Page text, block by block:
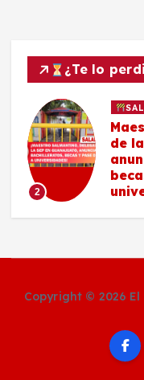
¿Te lo
2
de
Copyright © 2026